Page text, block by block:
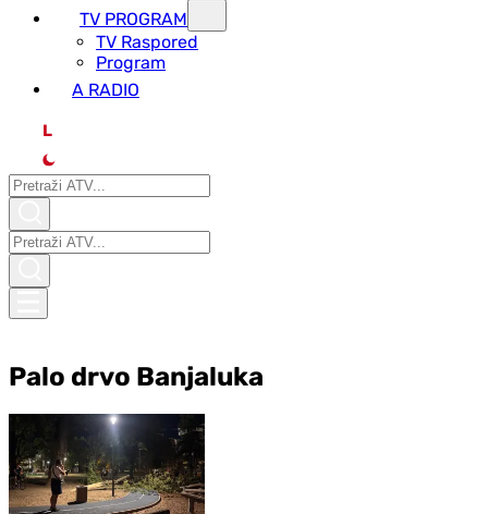
TV PROGRAM
ТV Raspored
Program
A RADIO
L
Palo drvo Banjaluka